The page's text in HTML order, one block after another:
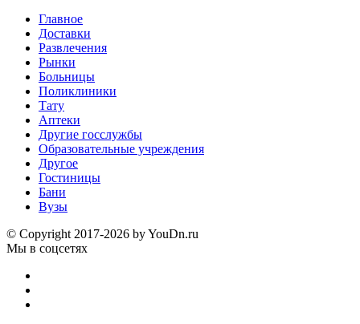
Главное
Доставки
Развлечения
Рынки
Больницы
Поликлиники
Тату
Аптеки
Другие госслужбы
Образовательные учреждения
Другое
Гостиницы
Бани
Вузы
© Copyright 2017-2026 by YouDn.ru
Мы в соцсетях